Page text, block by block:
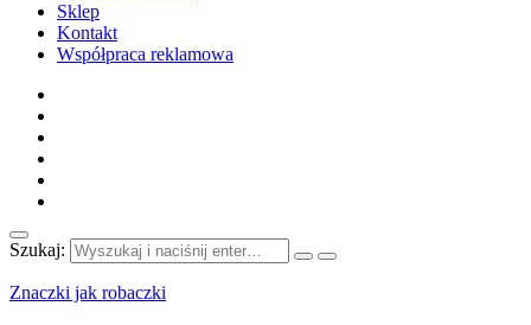
Sklep
Kontakt
Współpraca reklamowa
Szukaj:
Znaczki jak robaczki